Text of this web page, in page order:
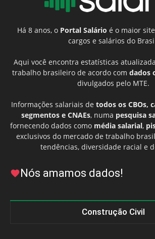
Há 8 anos, o Portal Salário é o maior
cargos e salários do
Aqui você encontra estatísticas
trabalho brasileiro de acordo com dados
divulgados pelo MTE.
Informações salariais de todos os CBOs,
segmentos e CNAEs, numa pesquisa
fornecendo dados como média salarial,
exclusivos do mercado de trabalho
tendências, diversidade racial e
Nós amamos dados!
Construção Civil